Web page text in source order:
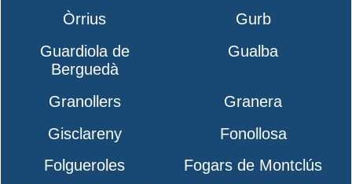
Òrrius
Gurb
Guardiola de
Berguedà
Gualba
Granollers
Granera
Gisclareny
Fonollosa
Folgueroles
Fogars de Montclús